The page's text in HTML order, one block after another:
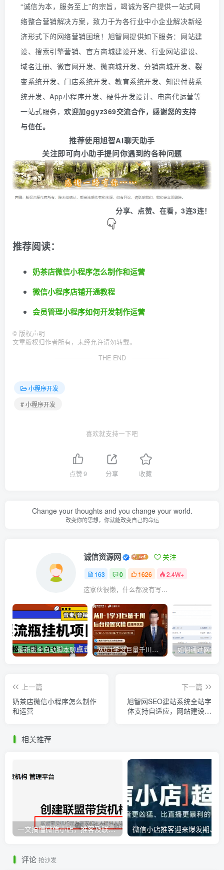
“诚信为本，服务至上”的宗旨，竭诚为客户提供一站式网
络整合营销解决方案，致力于为各行业中小企业解决新经
济形式下的网络营销困境！旭智网提供如下服务：网站建
设、搜索引擎营销、官方商城建设开发、行业网站建设、
域名注册、微官网开发、微商城开发、分销商城开发、裂
变系统开发、门店系统开发、教育系统开发、知识付费系
统开发、App小程序开发、硬件开发设计、电商代运营等
一站式服务，欢迎加ggyz369交流合作，感谢您的支持
与信任。
推荐使用旭智AI聊天助手
关注即可向小助手提问你遇到的各种问题
分享、点赞、在看，3连3连！
推荐阅读：
奶茶店微信小程序怎么制作和运营
微信小程序店铺开通教程
会员管理小程序如何开发制作运营
© 版权声明
文章版权归作者所有，未经允许请勿转载。
THE END
小程序开发
# 小程序开发
喜欢就支持一下吧
点赞9 分享 收藏
Change your thoughts and you change your world.
改变你的思想，你就能改变自己的命运
诚信资源网 关注
163 0 1626 2.4W+
这家伙很懒，什么都没有写...
最新版全自动脚本聊天挂机漂流瓶项目，单窗口稳定每天收益100+ 从0-1学习巨量千川，后台设置实操，直播带货篇，新手小白入门千川必听课
上一篇
奶茶店微信小程序怎么制作
和运营
下一篇
旭智网SEO建站系统全站字
体支持自适应，网站建设国
相关推荐
一文搞懂微信小店，推客及联盟带货机构之间的相互联系
评论 抢沙发